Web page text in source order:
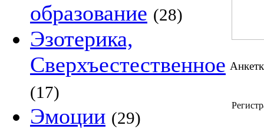
образование (28)
Эзотерика,
Сверхъестественное
(17)
Эмоции (29)